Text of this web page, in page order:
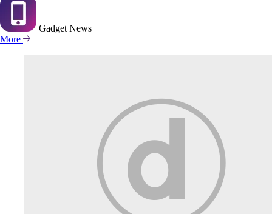
Gadget News
More